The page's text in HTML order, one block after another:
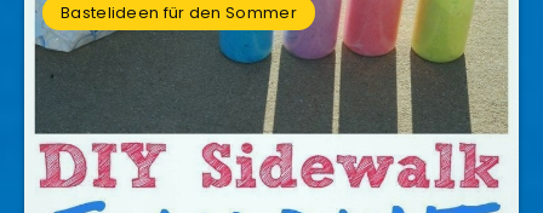
Bastelideen für den Sommer